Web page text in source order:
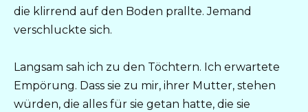
die klirrend auf den Boden prallte. Jemand
verschluckte sich.
Langsam sah ich zu den Töchtern. Ich erwartete
Empörung. Dass sie zu mir, ihrer Mutter, stehen
würden, die alles für sie getan hatte, die sie